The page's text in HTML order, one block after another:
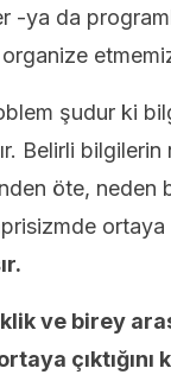
-ya da
şudur ki
Belirli bilgilerin
öte, neden
ortaya
ve birey
çıktığını